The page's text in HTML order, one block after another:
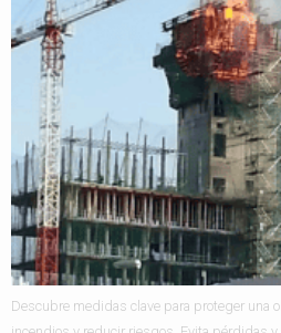
Descubre medidas clave para proteger una